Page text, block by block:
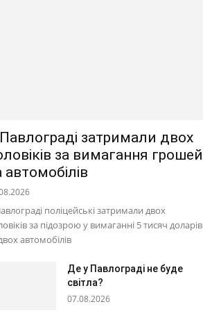
затримали двох
за вимагання грошей
автомобілів
поліцейські затримали двох
за підозрою у вимаганні 5 тисяч доларів
автомобілів
Де у Павлограді не буде
світла?
07.08.2026